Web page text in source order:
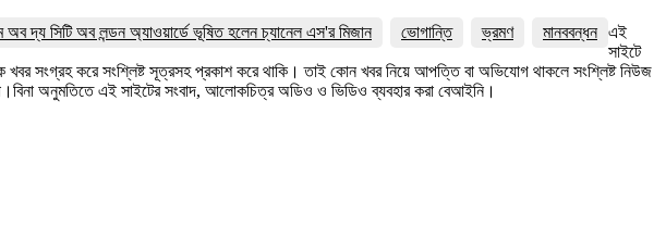
অব দ্য সিটি অব লন্ডন অ্যাওয়ার্ডে ভূষিত হলেন চ্যানেল এস'র মিজান ভোগান্তি ভ্রমণ
মানববন্ধন এই
সাইটে
খবর সংগ্রহ করে সংশ্লিষ্ট সূত্রসহ প্রকাশ করে থাকি। তাই কোন খবর নিয়ে আপত্তি বা অভিযোগ থাকলে সংশ্লিষ্ট নিউজ
অনুমতিতে এই সাইটের সংবাদ, আলোকচিত্র অডিও ও ভিডিও ব্যবহার করা বেআইনি।